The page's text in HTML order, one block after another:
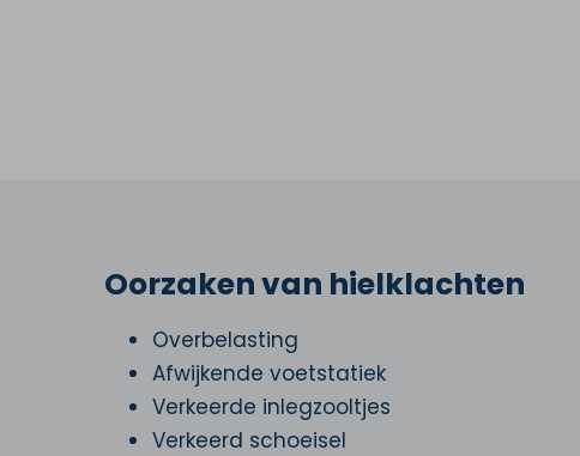
Oorzaken van hielklachten
Overbelasting
Afwijkende voetstatiek
Verkeerde inlegzooltjes
Verkeerd schoeisel